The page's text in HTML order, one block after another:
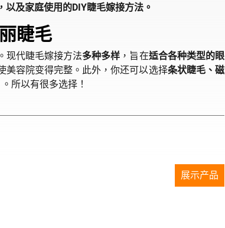
及家庭使用的DIY睫毛嫁接方法。
睫毛
现代睫毛嫁接方法多种多样 ，旨在适合各种类型的眼
美容院变得完整。此外，你还可以选择条状睫毛、磁
。所以有很多选择！
展示产品